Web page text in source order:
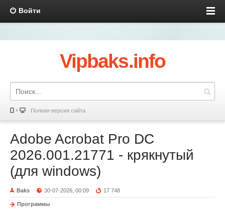
Войти
Vipbaks.info
Полная версия сайта
Adobe Acrobat Pro DC
2026.001.21771 - крякнутый
(для windows)
Baks 30-07-2026, 00:09 17 748
Программы